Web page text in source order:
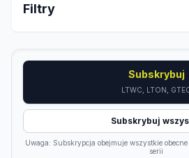
Filtry
Subskrybuj
LTWC, LTON,
Subskrybuj
Uwaga: Subskrypcja obejmuje wszystkie
serii